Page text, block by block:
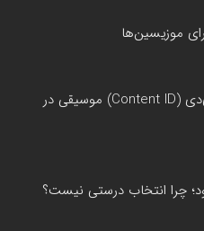
موزیسین‌ها
همه‌چیز دربارهٔ کانتنت‌آی‌دی (Content ID) موسیقی در
چرا انتخاب درستی نیست؟